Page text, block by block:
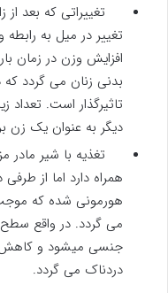
تغییراتی که بعد
تغییر در میل به
افزایش وزن در زمان
بدنی زنان می گردد
تاثیرگذار است. تعداد
دیگر به عنوان یک زن
تغذیه با شیر مادر
همراه دارد اما از
هورمونی شده که
می گردد. در واقع
جنسی میشود و کاهش
دردناک می گردد.